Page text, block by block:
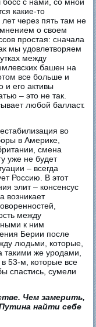
босс с нами, со мной
какие-то
через пять там не
о своем
простая: сначала
мы удовлетворяем
между
башен на
все больше и
и его активы
– это не так.
любой балласт.
во
в Америке,
смена
уже не будет
– всегда
Россию. В этот
элит – консенсус
возникает
между
к ним
Берии после
людьми, которые,
такими же уродами,
в 53-м, которые все
спастись, сумели
Чем замерить,
найти себе